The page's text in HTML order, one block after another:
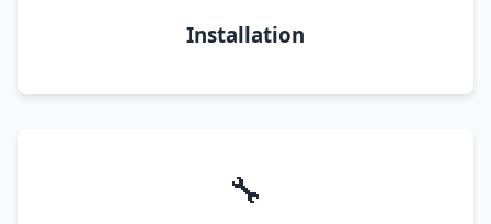
Installation
🔧